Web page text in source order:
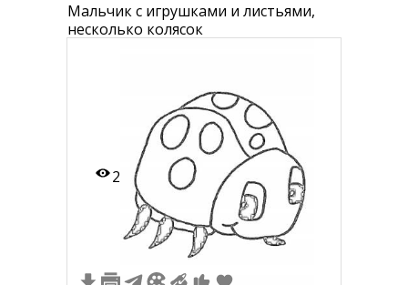
Мальчик с игрушками и листьями,
несколько колясок
2